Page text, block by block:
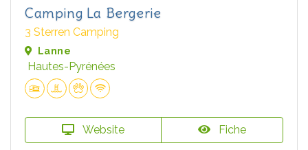
Camping La Bergerie
3 Sterren Camping
Lanne
Hautes-Pyrénées
Website Fiche